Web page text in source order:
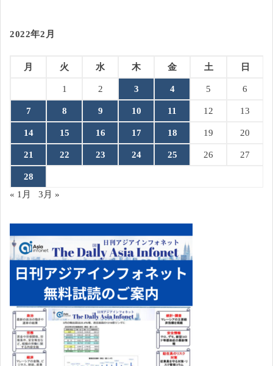
2022年2月
月 火 水 木 金 土 日
1 2 3 4 5 6
7 8 9 10 11 12 13
14 15 16 17 18 19 20
21 22 23 24 25 26 27
28
« 1月
3月 »